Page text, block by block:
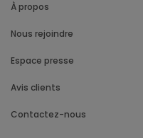
À propos
Nous rejoindre
Espace presse
Avis clients
Contactez-nous